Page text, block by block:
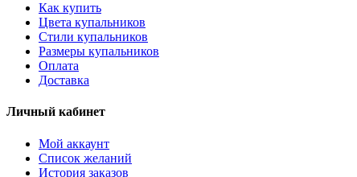
Как купить
Цвета купальников
Стили купальников
Размеры купальников
Оплата
Доставка
Личный кабинет
Мой аккаунт
Список желаний
История заказов